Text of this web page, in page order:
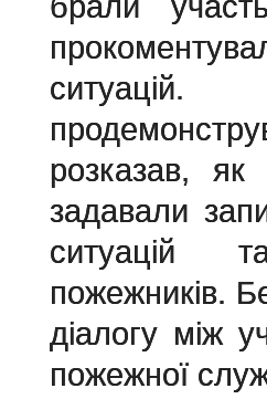
розказав, як
задавали
ситуацій
пожежників.
діалогу між
пожежної